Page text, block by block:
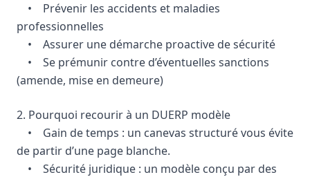
• Prévenir les accidents et maladies
professionnelles
• Assurer une démarche proactive de sécurité
• Se prémunir contre d’éventuelles sanctions
(amende, mise en demeure)
2. Pourquoi recourir à un DUERP modèle
• Gain de temps : un canevas structuré vous évite
de partir d’une page blanche.
• Sécurité juridique : un modèle conçu par des